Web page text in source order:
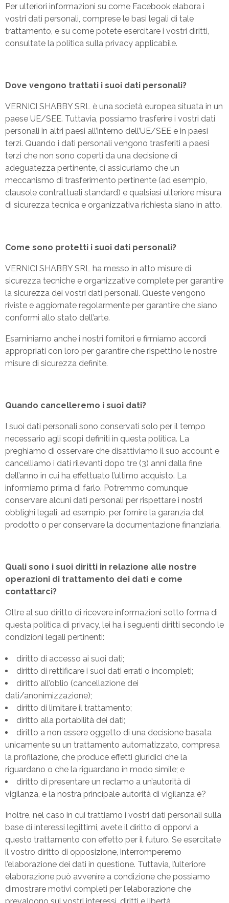
Per ulteriori informazioni su come Facebook elabora i
vostri dati personali, comprese le basi legali di tale
trattamento, e su come potete esercitare i vostri diritti,
consultate la politica sulla privacy applicabile.
Dove vengono trattati i suoi dati personali?
VERNICI SHABBY SRL è una società europea situata in un
paese UE/SEE. Tuttavia, possiamo trasferire i vostri dati
personali in altri paesi all’interno dell’UE/SEE e in paesi
terzi. Quando i dati personali vengono trasferiti a paesi
terzi che non sono coperti da una decisione di
adeguatezza pertinente, ci assicuriamo che un
meccanismo di trasferimento pertinente (ad esempio,
clausole contrattuali standard) e qualsiasi ulteriore misura
di sicurezza tecnica e organizzativa richiesta siano in atto.
Come sono protetti i suoi dati personali?
VERNICI SHABBY SRL ha messo in atto misure di
sicurezza tecniche e organizzative complete per garantire
la sicurezza dei vostri dati personali. Queste vengono
riviste e aggiornate regolarmente per garantire che siano
conformi allo stato dell’arte.
Esaminiamo anche i nostri fornitori e firmiamo accordi
appropriati con loro per garantire che rispettino le nostre
misure di sicurezza definite.
Quando cancelleremo i suoi dati?
I suoi dati personali sono conservati solo per il tempo
necessario agli scopi definiti in questa politica. La
preghiamo di osservare che disattiviamo il suo account e
cancelliamo i dati rilevanti dopo tre (3) anni dalla fine
dell’anno in cui ha effettuato l’ultimo acquisto. La
informiamo prima di farlo. Potremmo comunque
conservare alcuni dati personali per rispettare i nostri
obblighi legali, ad esempio, per fornire la garanzia del
prodotto o per conservare la documentazione finanziaria.
Quali sono i suoi diritti in relazione alle nostre
operazioni di trattamento dei dati e come
contattarci?
Oltre al suo diritto di ricevere informazioni sotto forma di
questa politica di privacy, lei ha i seguenti diritti secondo le
condizioni legali pertinenti:
diritto di accesso ai suoi dati;
diritto di rettificare i suoi dati errati o incompleti;
diritto all’oblio (cancellazione dei
dati/anonimizzazione);
diritto di limitare il trattamento;
diritto alla portabilità dei dati;
diritto a non essere oggetto di una decisione basata
unicamente su un trattamento automatizzato, compresa
la profilazione, che produce effetti giuridici che la
riguardano o che la riguardano in modo simile; e
diritto di presentare un reclamo a un’autorità di
vigilanza, e la nostra principale autorità di vigilanza è?
Inoltre, nel caso in cui trattiamo i vostri dati personali sulla
base di interessi legittimi, avete il diritto di opporvi a
questo trattamento con effetto per il futuro. Se esercitate
il vostro diritto di opposizione, interromperemo
l’elaborazione dei dati in questione. Tuttavia, l’ulteriore
elaborazione può avvenire a condizione che possiamo
dimostrare motivi completi per l’elaborazione che
prevalgono sui vostri interessi, diritti e libertà